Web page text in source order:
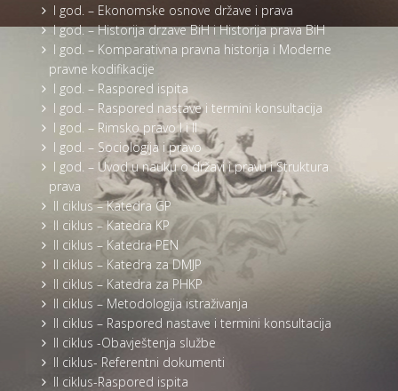
I god. – Ekonomske osnove države i prava
I god. – Historija drzave BiH i Historija prava BiH
I god. – Komparativna pravna historija i Moderne
pravne kodifikacije
I god. – Raspored ispita
I god. – Raspored nastave i termini konsultacija
I god. – Rimsko pravo I i II
I god. – Sociologija i pravo
I god. – Uvod u nauku o državi i pravu i Struktura
prava
II ciklus – Katedra GP
II ciklus – Katedra KP
II ciklus – Katedra PEN
II ciklus – Katedra za DMJP
II ciklus – Katedra za PHKP
II ciklus – Metodologija istraživanja
II ciklus – Raspored nastave i termini konsultacija
II ciklus -Obavještenja službe
II ciklus- Referentni dokumenti
II ciklus-Raspored ispita